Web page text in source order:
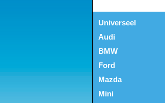
Universeel
Audi
BMW
Ford
Mazda
Mini